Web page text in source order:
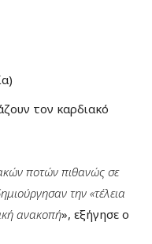
τον καρδιακό
ποτών πιθανώς σε
την «τέλεια
ανακοπή», εξήγησε ο